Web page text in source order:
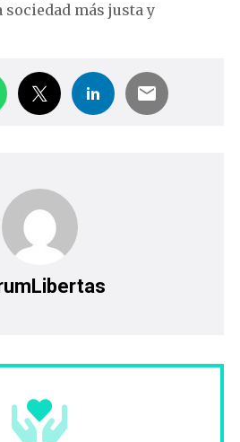
más justa y